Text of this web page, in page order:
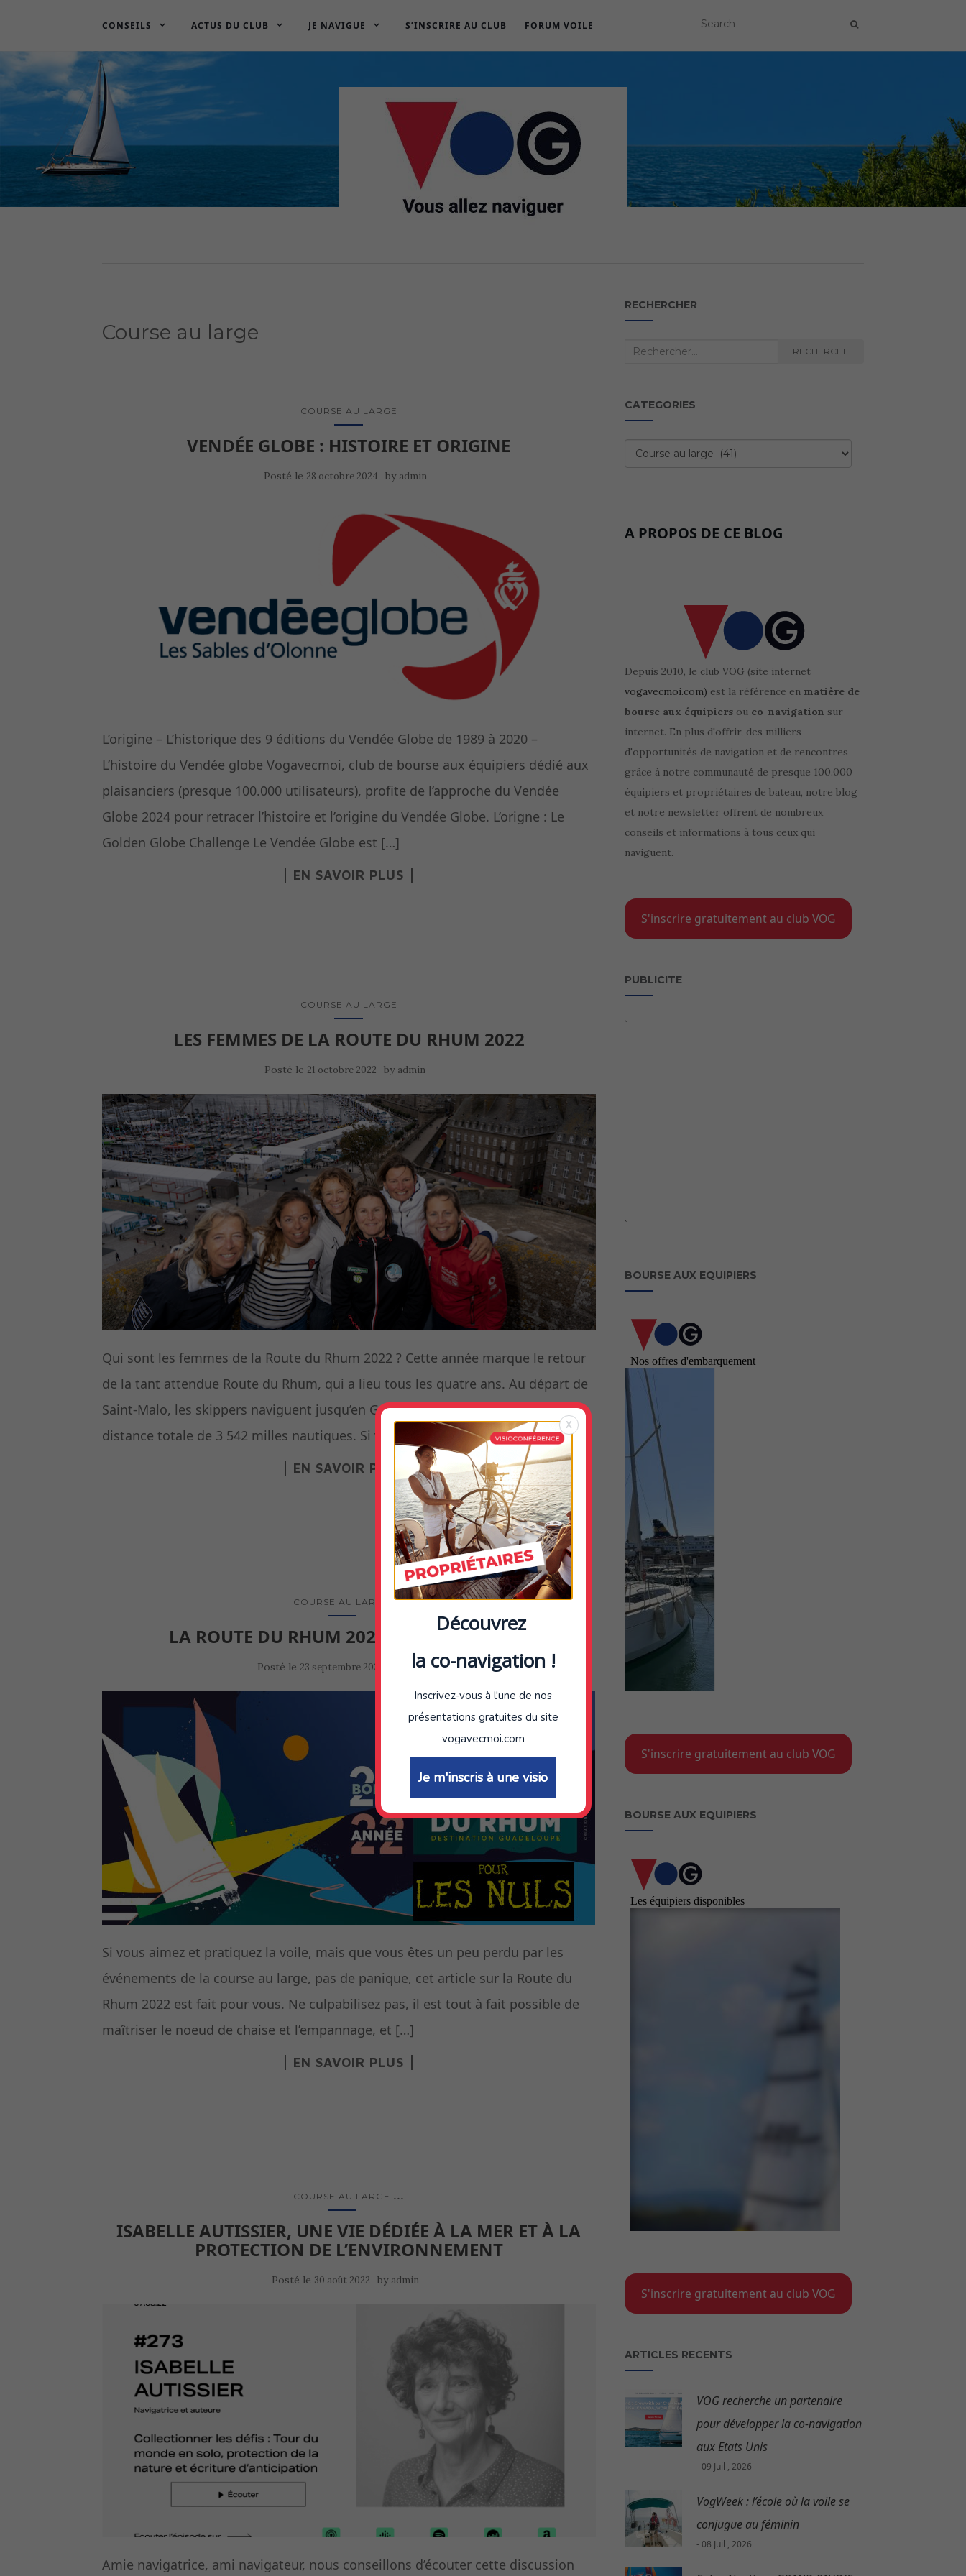
CONSEILS ACTUS DU CLUB JE NAVIGUE S’INSCRIRE AU CLUB FORUM VOILE
Course au large
COURSE AU LARGE
VENDÉE GLOBE : HISTOIRE ET ORIGINE
Posté le 28 octobre 2024 by admin
L’origine – L’historique des 9 éditions du Vendée Globe de 1989 à 2020 –
L’histoire du Vendée globe Vogavecmoi, club de bourse aux équipiers dédié aux
plaisanciers (presque 100.000 utilisateurs), profite de l’approche du Vendée
Globe 2024 pour retracer l’histoire et l’origine du Vendée Globe. L’origne : Le
Golden Globe Challenge Le Vendée Globe est […]
EN SAVOIR PLUS
COURSE AU LARGE
LES FEMMES DE LA ROUTE DU RHUM 2022
Posté le 21 octobre 2022 by admin
Qui sont les femmes de la Route du Rhum 2022 ? Cette année marque le retour
de la tant attendue Route du Rhum, qui a lieu tous les quatre ans. Au départ de
Saint-Malo, les skippers naviguent jusqu’en Guadeloupe, ce qui représente une
distance totale de 3 542 milles nautiques. Si vous êtes perdus en […]
EN SAVOIR PLUS
COURSE AU LARGE ...
LA ROUTE DU RHUM 2022 POUR LES NULS!
Posté le 23 septembre 2022 admin
Si vous aimez et pratiquez la voile, mais que vous êtes un peu perdu par les
événements de la course au large, pas de panique, cet article sur la Route du
Rhum 2022 est fait pour vous. Ne culpabilisez pas, il est tout à fait possible de
maîtriser le noeud de chaise et l’empannage, et […]
EN SAVOIR PLUS
COURSE AU LARGE ...
ISABELLE AUTISSIER, UNE VIE DÉDIÉE À LA MER ET À LA
PROTECTION DE L’ENVIRONNEMENT
Posté le 30 août 2022 by admin
Amie navigatrice, ami navigateur, nous conseillons d’écouter cette discussion
RECHERCHER
Recherche
RECHERCHE
CATÉGORIES
Catégories
A PROPOS DE CE BLOG
Depuis 2010, le club VOG (site internet
vogavecmoi.com) est la référence en matière de
bourse aux équipiersou co-navigation sur
internet. En plus d'offrir, des milliers
d'opportunités de navigation et de rencontres
grâce à notre communauté de presque 100.000
équipiers et propriétaires de bateau, notre blog
et notre newsletter offrent de nombreux
conseils et informations à tous ceux qui
naviguent.
S'inscrire gratuitement au club VOG
PUBLICITE
`
`
BOURSE AUX EQUIPIERS
S'inscrire gratuitement au club VOG
BOURSE AUX EQUIPIERS
S'inscrire gratuitement au club VOG
ARTICLES RECENTS
VOG recherche un partenaire
pour développer la co-navigation
aux Etats Unis
- 09 Juil , 2026
VogWeek : l’école où la voile se
conjugue au féminin
- 08 Juil , 2026
X
Découvrez
la co-navigation !
Inscrivez-vous à l'une de nos
présentations gratuites du site
vogavecmoi.com
Je m'inscris à une visio